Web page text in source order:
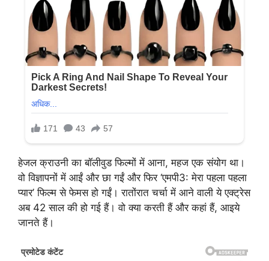
हेजल क्राउनी का बॉलीवुड फिल्मों में आना, महज एक संयोग था।
वो विज्ञापनों में आईं और छा गईं और फिर ‘एमपी3: मेरा पहला पहला
प्यार’ फिल्म से फेमस हो गईं। रातोंरात चर्चा में आने वाली ये एक्ट्रेस
अब 42 साल की हो गई हैं। वो क्या करती हैं और कहां हैं, आइये
जानते हैं।